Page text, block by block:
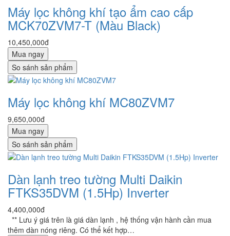
Máy lọc không khí tạo ẩm cao cấp
MCK70ZVM7-T (Màu Black)
10,450,000đ
Mua ngay
So sánh sản phẩm
Máy lọc không khí MC80ZVM7
9,650,000đ
Mua ngay
So sánh sản phẩm
Dàn lạnh treo tường Multi Daikin
FTKS35DVM (1.5Hp) Inverter
4,400,000đ
** Lưu ý giá trên là giá dàn lạnh , hệ thống vận hành cần mua
thêm dàn nóng riêng. Có thể kết hợp…